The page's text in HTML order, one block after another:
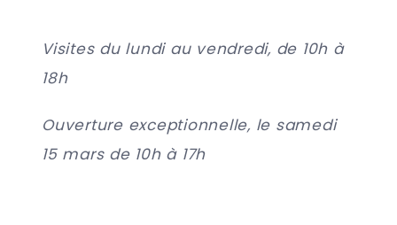
Visites du lundi au vendredi, de 10h à
18h
Ouverture exceptionnelle, le samedi
15 mars de 10h à 17h